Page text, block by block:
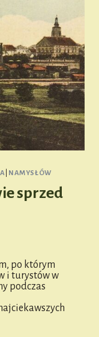
NAMYSŁÓW
sprzed
po którym
i turystów w
podczas